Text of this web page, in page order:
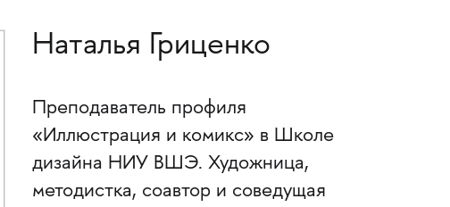
Наталья Гриценко
Преподаватель профиля
«Иллюстрация и комикс» в Школе
дизайна НИУ ВШЭ. Художница,
методистка, соавтор и соведущая